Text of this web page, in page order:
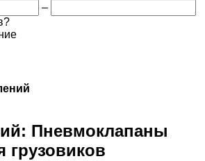
–
Пневмоклапаны
грузовиков